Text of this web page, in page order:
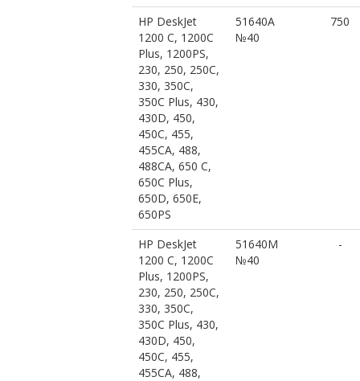
HP DeskJet
1200 C, 1200C
Plus, 1200PS,
230, 250, 250C,
330, 350C,
350C Plus, 430,
430D, 450,
450C, 455,
455CA, 488,
488CA, 650 C,
650C Plus,
650D, 650E,
650PS
51640A
№40
750
HP DeskJet
1200 C, 1200C
Plus, 1200PS,
230, 250, 250C,
330, 350C,
350C Plus, 430,
430D, 450,
450C, 455,
455CA, 488,
51640M
№40
-